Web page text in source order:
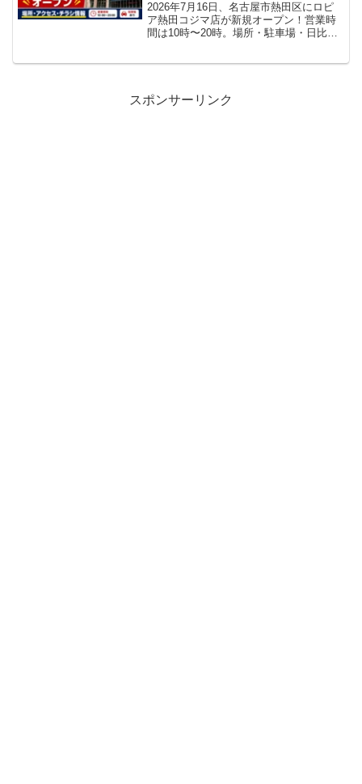
2026年7月16日、名古屋市熱田区にロピ
ア熱田コジマ店が新規オープン！営業時
間は10時〜20時。場所・駐車場・日比野
スポンサーリンク